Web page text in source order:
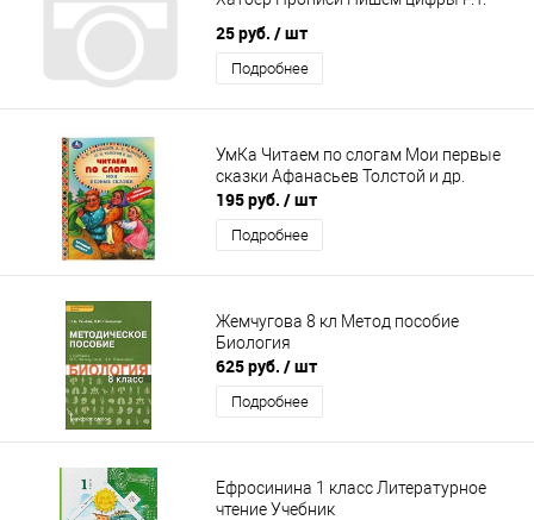
25 руб. / шт
Подробнее
УмКа Читаем по слогам Мои первые
сказки Афанасьев Толстой и др.
195 руб. / шт
Подробнее
Жемчугова 8 кл Метод пособие
Биология
625 руб. / шт
Подробнее
Ефросинина 1 класс Литературное
чтение Учебник